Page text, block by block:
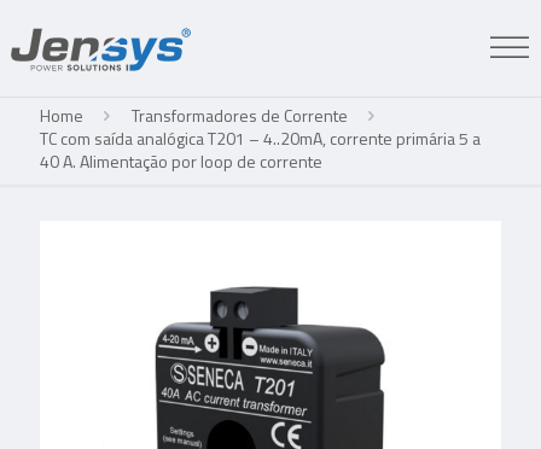
Home
Transformadores de Corrente
TC com saída analógica T201 – 4..20mA, corrente primária 5 a
40 A. Alimentação por loop de corrente